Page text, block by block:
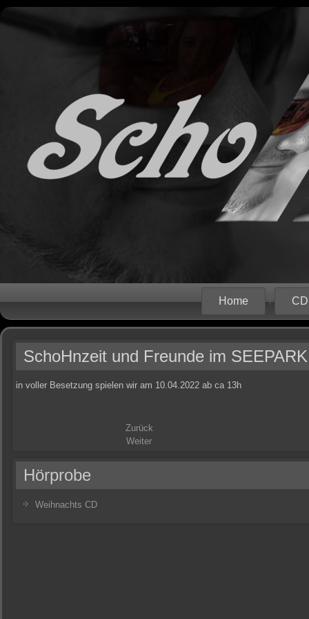
Home CD
SchoHnzeit und Freunde im
in voller Besetzung spielen wir am 10.04.2022 ab ca 13h
Zurück
Weiter
Hörprobe
Weihnachts CD